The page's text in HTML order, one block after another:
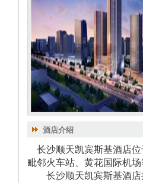
酒店介绍
长沙顺天凯宾斯基酒店位
毗邻火车站、黄花国际机
长沙顺天凯宾斯基酒店